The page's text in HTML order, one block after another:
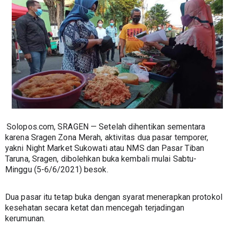
Solopos.com, SRAGEN — Setelah dihentikan sementara
karena Sragen Zona Merah, aktivitas dua pasar temporer,
yakni Night Market Sukowati atau NMS dan Pasar Tiban
Taruna, Sragen, dibolehkan buka kembali mulai Sabtu-
Minggu (5-6/6/2021) besok.
Dua pasar itu tetap buka dengan syarat menerapkan protokol
kesehatan secara ketat dan mencegah terjadingan
kerumunan.